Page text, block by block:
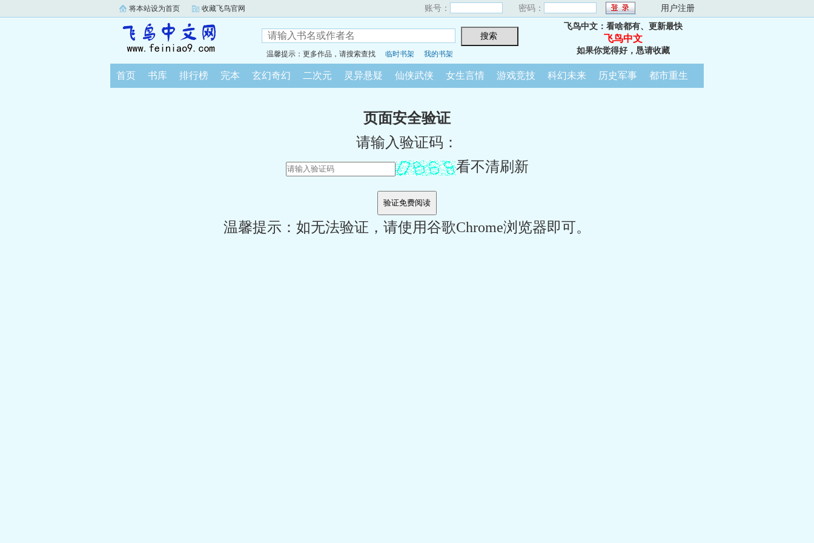
将本站设为首页 收藏飞鸟官网 账号： 密码： 用户注册
温馨提示：更多作品，请搜索查找 临时书架 我的书架
飞鸟中文：看啥都有、更新最快
飞鸟中文
如果你觉得好，恳请收藏
首页 书库 排行榜 完本 玄幻奇幻 二次元 灵异悬疑 仙侠武侠 女生言情 游戏竞技 科幻未来 历史军事 都市重生
页面安全验证
请输入验证码：
看不清刷新
温馨提示：如无法验证，请使用谷歌Chrome浏览器即可。